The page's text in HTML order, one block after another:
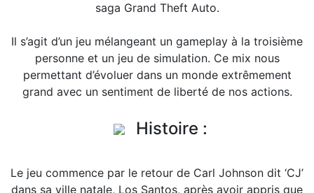
saga Grand Theft Auto.
Il s’agit d’un jeu mélangeant un gameplay à la troisième
personne et un jeu de simulation. Ce mix nous
permettant d’évoluer dans un monde extrêmement
grand avec un sentiment de liberté de nos actions.
Histoire :
Le jeu commence par le retour de Carl Johnson dit ‘CJ’
dans sa ville natale, Los Santos, après avoir appris que